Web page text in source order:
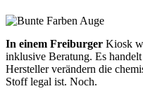
In einem Freiburger Kiosk
inklusive Beratung. Es
Hersteller verändern die
Stoff legal ist. Noch.